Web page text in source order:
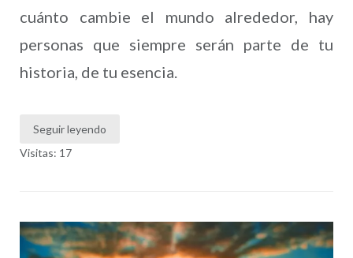
cuánto cambie el mundo alrededor, hay
personas que siempre serán parte de tu
historia, de tu esencia.
Seguir leyendo
Visitas: 17